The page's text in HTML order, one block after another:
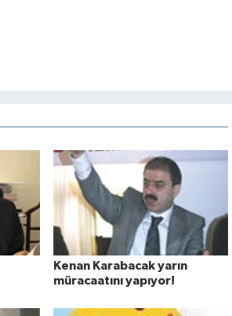
Kenan Karabacak yarın
müracaatını yapıyor!